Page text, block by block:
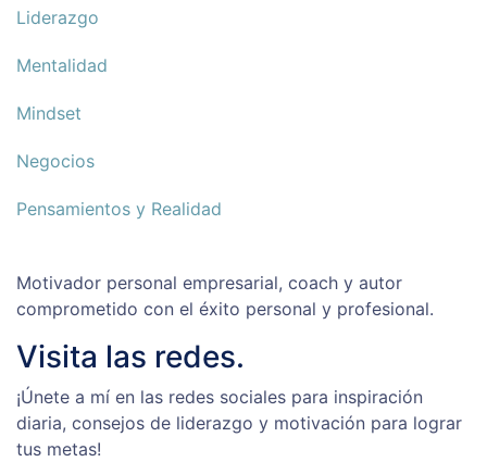
Liderazgo
Mentalidad
Mindset
Negocios
Pensamientos y Realidad
Motivador personal empresarial, coach y autor
comprometido con el éxito personal y profesional.
Visita las redes.
¡Únete a mí en las redes sociales para inspiración
diaria, consejos de liderazgo y motivación para lograr
tus metas!